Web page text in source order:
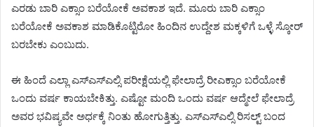
ಎರಡು ಬಾರಿ ಎಕ್ಸಾಂ ಬರೆಯೋಕೆ ಅವಕಾಶ ಇದೆ. ಮೂರು ಬಾರಿ ಎಕ್ಸಾಂ
ಬರೆಯೋಕೆ ಅವಕಾಶ ಮಾಡಿಕೊಟ್ಟಿರೋ ಹಿಂದಿನ ಉದ್ದೇಶ ಮಕ್ಕಳಿಗೆ ಒಳ್ಳೆ ಸ್ಕೋರ್
ಬರಬೇಕು ಎಂಬುದು.
ಈ ಹಿಂದೆ ಎಲ್ಲಾ ಎಸ್ಎಸ್ಎಲ್ಸಿ ಪರೀಕ್ಷೆಯಲ್ಲಿ ಫೇಲಾದ್ರೆ ರೀಎಕ್ಸಾಂ ಬರೆಯೋಕೆ
ಒಂದು ವರ್ಷ ಕಾಯಬೇಕಿತ್ತು. ಎಷ್ಟೋ ಮಂದಿ ಒಂದು ವರ್ಷ ಆದ್ಮೇಲೆ ಫೇಲಾದ್ರೆ
ಅವರ ಭವಿಷ್ಯವೇ ಅರ್ಧಕ್ಕೆ ನಿಂತು ಹೋಗುತ್ತಿತ್ತು. ಎಸ್ಎಸ್ಎಲ್ಸಿ ರಿಸಲ್ಟ್ ಬಂದ